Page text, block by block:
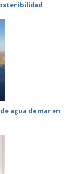
agua de mar en